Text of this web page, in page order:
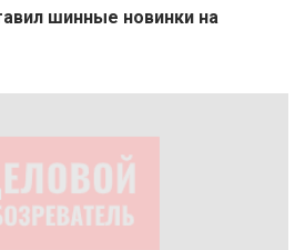
шинные новинки на